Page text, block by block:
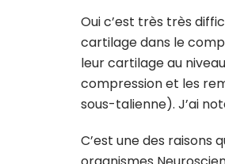
Oui c’est très très
cartilage dans le
leur cartilage au
compression et les
sous-talienne). J’ai
C’est une des raisons